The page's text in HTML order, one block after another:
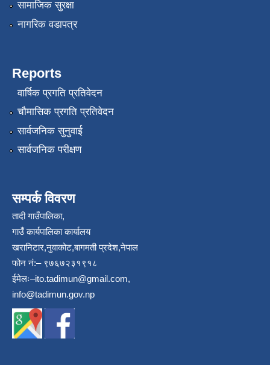
सामाजिक सुरक्षा
नागरिक वडापत्र
Reports
वार्षिक प्रगति प्रतिवेदन
चौमासिक प्रगति प्रतिवेदन
सार्वजनिक सुनुवाई
सार्वजनिक परीक्षण
सम्पर्क विवरण
तादी गाउँपालिका,
गाउँ कार्यपालिका कार्यालय
खरानिटार,नुवाकोट,बागमती प्रदेश,नेपाल
फोन नं:– ९७६७२३१९१८
ईमेलः–ito.tadimun@gmail.com,
info@tadimun.gov.np